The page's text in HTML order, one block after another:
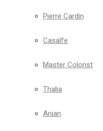
Pierre Cardin
Casalfe
Master Colorist
Thalia
Anian